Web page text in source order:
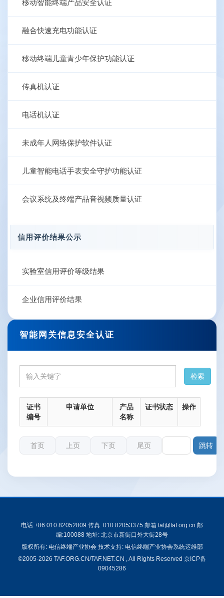
移动智能终端产品安全认证
融合快速充电功能认证
移动终端儿童青少年保护功能认证
传真机认证
电话机认证
未成年人网络保护软件认证
儿童智能电话手表安全守护功能认证
会议系统及终端产品音视频质量认证
信用评价结果公示
实验室信用评价等级结果
企业信用评价结果
智能网关信息安全认证
证书
编号
申请单位
产品
名称
证书状态 操作
首页 上页 下页 尾页
电话:+86 010 82052809 传真: 010 82053375 邮箱:taf@taf.org.cn 邮
编:100088 地址: 北京市新街口外大街28号
版权所有: 电信终端产业协会 技术支持: 电信终端产业协会系统运维部
©2005-2026 TAF.ORG.CN/TAF.NET.CN , All Rights Reserved 京ICP备
09045286